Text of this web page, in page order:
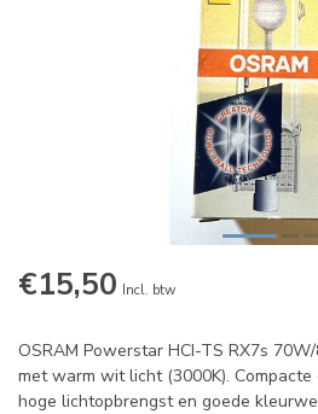
€15,50 Incl. btw
OSRAM Powerstar HCI-TS RX7s
met warm wit licht (3000K).
hoge lichtopbrengst en goede